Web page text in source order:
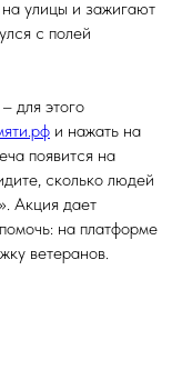
улицы и зажигают
с полей
для этого
и нажать на
появится на
сколько людей
Акция дает
на платформе
ветеранов.